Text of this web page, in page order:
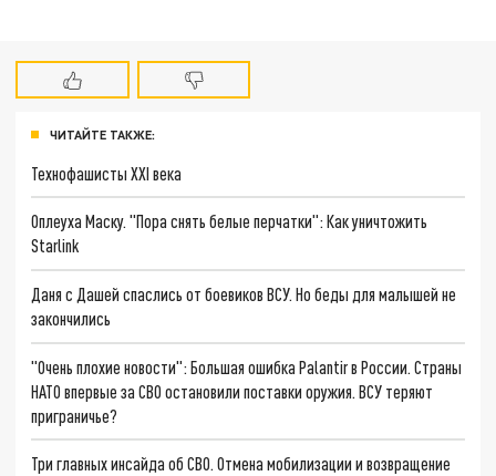
ЧИТАЙТЕ ТАКЖЕ:
Технофашисты XXI века
Оплеуха Маску. "Пора снять белые перчатки": Как уничтожить
Starlink
Даня с Дашей спаслись от боевиков ВСУ. Но беды для малышей не
закончились
"Очень плохие новости": Большая ошибка Palantir в России. Страны
НАТО впервые за СВО остановили поставки оружия. ВСУ теряют
приграничье?
Три главных инсайда об СВО. Отмена мобилизации и возвращение